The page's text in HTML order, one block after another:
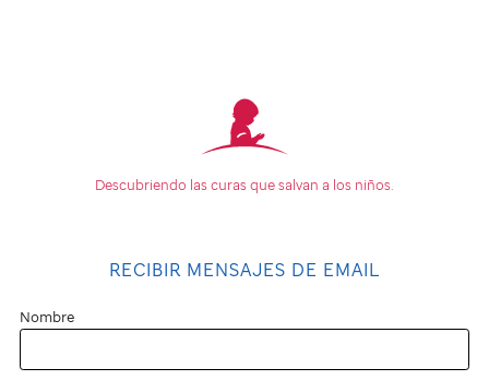
Descubriendo las curas quesalvan a los niños.
RECIBIR MENSAJES DE EMAIL
Nombre